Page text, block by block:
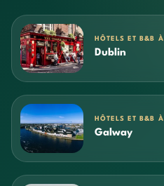
HÔTELS ET B&B À
Dublin
HÔTELS ET B&B À
Galway